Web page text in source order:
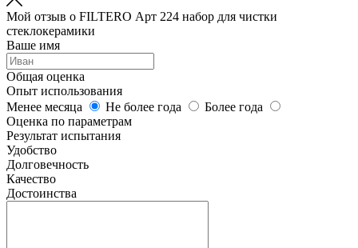
Мой отзыв о FILTERO Арт 224 набор для чистки
стеклокерамики
Ваше имя
Общая оценка
Опыт использования
Менее месяца
Не более года
Более года
Оценка по параметрам
Результат испытания
Удобство
Долговечность
Качество
Достоинства